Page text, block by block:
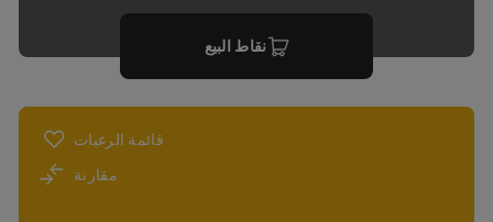
نقاط البيع
قائمة الرغبات
مقارنة